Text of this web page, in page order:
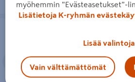
Järjestä
Edellinen Seuraava
myöhemmin ”Evästeasetukset”-
Lisätietoja K-ryhmän
Lisää valintoja
Vain välttämättömät